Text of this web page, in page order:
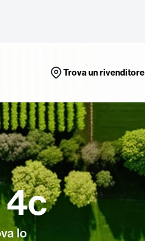
Trova un rivenditore
4c
lo